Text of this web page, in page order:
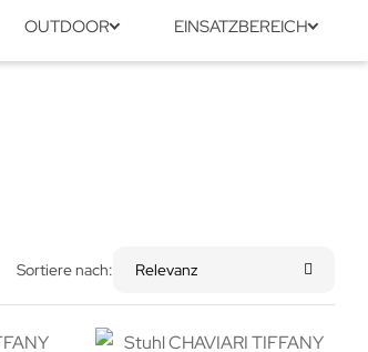
OUTDOOR EINSATZBEREICH
Sortiere nach: Relevanz